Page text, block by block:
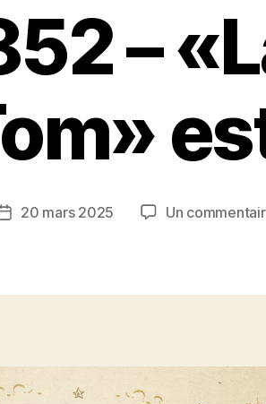
–
Date20 mars 2025 Un